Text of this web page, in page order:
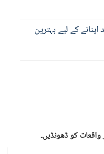
کے لیے بہترین
واقعات کو ڈھونڈیں۔